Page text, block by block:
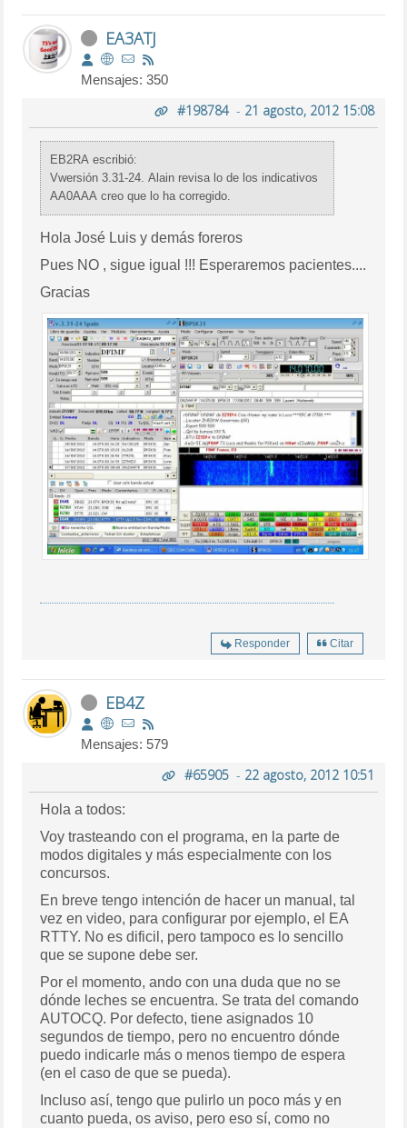
EA3ATJ
Mensajes: 350
#198784- 21 agosto, 2012 15:08
EB2RA escribió:
Vwersión 3.31-24. Alain revisa lo de los indicativos
AA0AAA creo que lo ha corregido.
Hola José Luis y demás foreros
Pues NO , sigue igual !!! Esperaremos pacientes....
Gracias
Responder Citar
EB4Z
Mensajes: 579
#65905- 22 agosto, 2012 10:51
Hola a todos:
Voy trasteando con el programa, en la parte de
modos digitales y más especialmente con los
concursos.
En breve tengo intención de hacer un manual, tal
vez en video, para configurar por ejemplo, el EA
RTTY. No es dificil, pero tampoco es lo sencillo
que se supone debe ser.
Por el momento, ando con una duda que no se
dónde leches se encuentra. Se trata del comando
AUTOCQ. Por defecto, tiene asignados 10
segundos de tiempo, pero no encuentro dónde
puedo indicarle más o menos tiempo de espera
(en el caso de que se pueda).
Incluso así, tengo que pulirlo un poco más y en
cuanto pueda, os aviso, pero eso sí, como no